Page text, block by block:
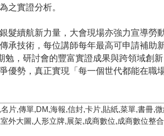
之實證分析。
髮續航新力量，大會現場亦強力宣導勞
承技術，每位講師每年最高可申請補助
，研討會的豐富實證成果與跨領域創
勢，真正實現「每一個世代都能在職
片,傳單,DM,海報,信封,卡片,貼紙,菜單,書冊,
外大圖,人形立牌,展架,成商數位,成商數位整